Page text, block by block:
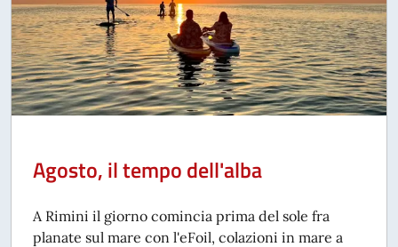
Agosto, il tempo dell'alba
A Rimini il giorno comincia prima del sole fra
planate sul mare con l'eFoil, colazioni in mare a